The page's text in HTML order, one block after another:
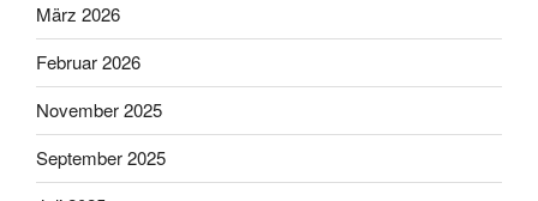
März 2026
Februar 2026
November 2025
September 2025